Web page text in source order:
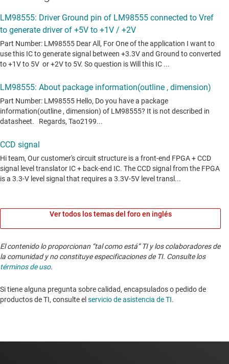
Ver todos los temas del foro en inglés
El contenido lo proporcionan “tal como está” TI y los colaboradores de
la comunidad y no constituye especificaciones de TI. Consulte los
términos de uso.
Si tiene alguna pregunta sobre calidad, encapsulados o pedido de
productos de TI, consulte el servicio de asistencia de TI. ​​​​​​​​​​​​​​